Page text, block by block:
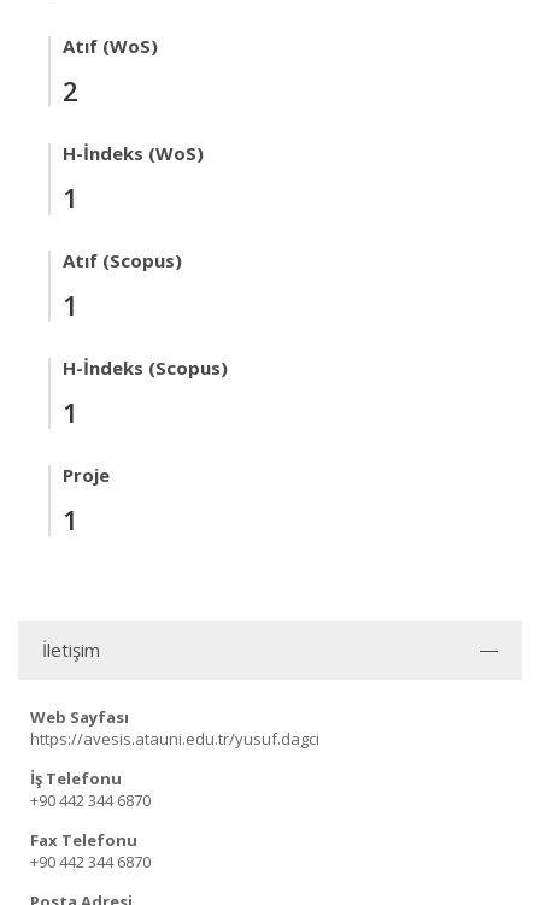
Atıf (WoS)
2
H-İndeks (WoS)
1
Atıf (Scopus)
1
H-İndeks (Scopus)
1
Proje
1
İletişim
Web Sayfası
https://avesis.atauni.edu.tr/yusuf.dagci
İş Telefonu
+90 442 344 6870
Fax Telefonu
+90 442 344 6870